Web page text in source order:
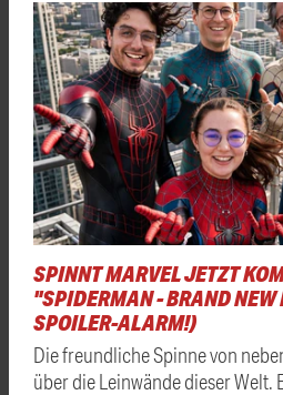
SPINNT MARVEL JETZT
"SPIDERMAN - BRAND
SPOILER-ALARM!)
Die freundliche Spinne von
über die Leinwände dieser